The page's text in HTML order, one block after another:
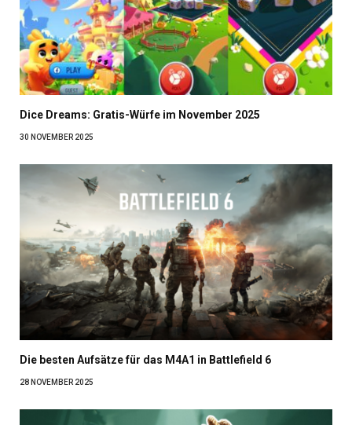
Dice Dreams: Gratis-Würfe im November 2025
30 NOVEMBER 2025
Die besten Aufsätze für das M4A1 in Battlefield 6
28 NOVEMBER 2025